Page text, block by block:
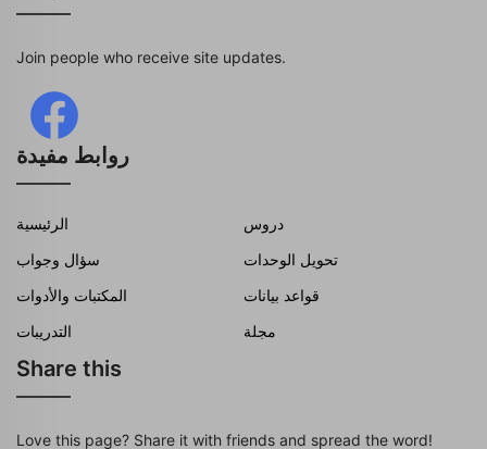
Join people who receive site updates.
روابط مفيدة
الرئيسية
دروس
سؤال وجواب
تحويل الوحدات
المكتبات والأدوات
قواعد بيانات
التدريبات
مجلة
Share this
Love this page? Share it with friends and spread the word!